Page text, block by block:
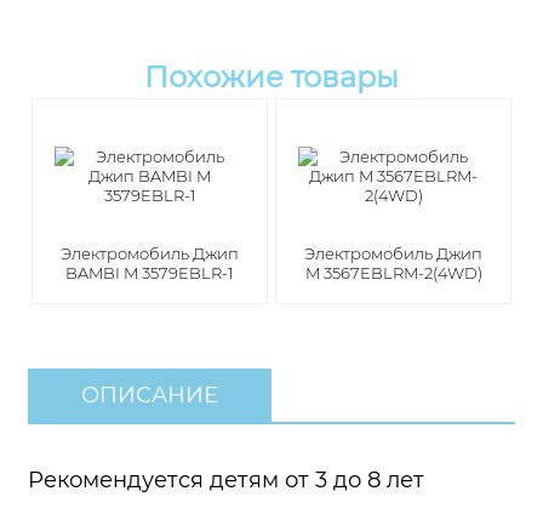
Похожие товары
Электромобиль Джип
BAMBI M 3579EBLR-1
Электромобиль Джип
M 3567EBLRM-2(4WD)
ОПИСАНИЕ
Рекомендуется детям от 3 до 8 лет